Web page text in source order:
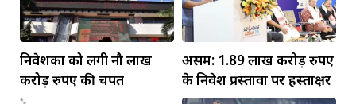
निवेशकों को लगी नौ लाख
करोड़ रुपए की चपत
असम: 1.89 लाख करोड़ रुपए
के निवेश प्रस्तावों पर हस्ताक्षर